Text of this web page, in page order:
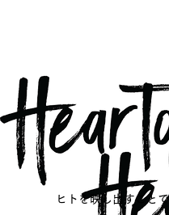
ヒトを映し出すことで